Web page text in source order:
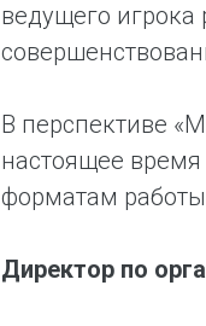
ведущего
В перспективе
настоящее
форматам
Директор по